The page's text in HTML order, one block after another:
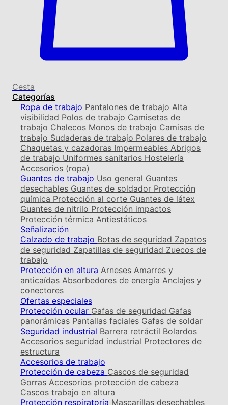
Cesta
Categorías
Ropa de trabajo Pantalones de trabajo Alta
visibilidad Polos de trabajo Camisetas de
trabajo Chalecos Monos de trabajo Camisas de
trabajo Sudaderas de trabajo Polares de trabajo
Chaquetas y cazadoras Impermeables Abrigos
de trabajo Uniformes sanitarios Hostelería
Accesorios (ropa)
Guantes de trabajo Uso general Guantes
desechables Guantes de soldador Protección
química Protección al corte Guantes de látex
Guantes de nitrilo Protección impactos
Protección térmica Antiestáticos
Señalización
Calzado de trabajo Botas de seguridad Zapatos
de seguridad Zapatillas de seguridad Zuecos de
trabajo
Protección en altura Arneses Amarres y
anticaídas Absorbedores de energía Anclajes y
conectores
Ofertas especiales
Protección ocular Gafas de seguridad Gafas
panorámicas Pantallas faciales Gafas de soldar
Seguridad industrial Barrera retráctil Bolardos
Accesorios seguridad industrial Protectores de
estructura
Accesorios de trabajo
Protección de cabeza Cascos de seguridad
Gorras Accesorios protección de cabeza
Cascos trabajo en altura
Protección respiratoria Mascarillas desechables